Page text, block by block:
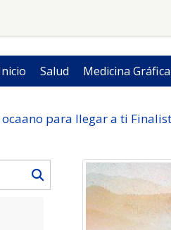
Salud Medicina Gráfica
ocaano para llegar a ti